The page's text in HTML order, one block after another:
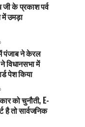
जी के प्रकाश पर्व
में उमड़ा
पंजाब ने केरल
विधानसभा में
पेश किया
को चुनौती, E-
है तो सार्वजनिक